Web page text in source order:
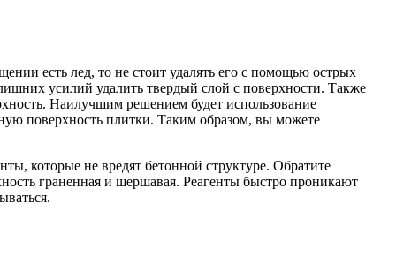
есть лед, то не стоит удалять его с помощью острых
усилий удалить твердый слой с поверхности. Также
Наилучшим решением будет использование
поверхность плитки. Таким образом, вы можете
которые не вредят бетонной структуре. Обратите
граненная и шершавая. Реагенты быстро проникают